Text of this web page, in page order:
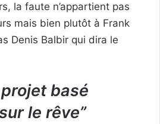
la faute n’appartient pas
mais bien plutôt à Frank
Denis Balbir qui dira le
basé
le rêve”